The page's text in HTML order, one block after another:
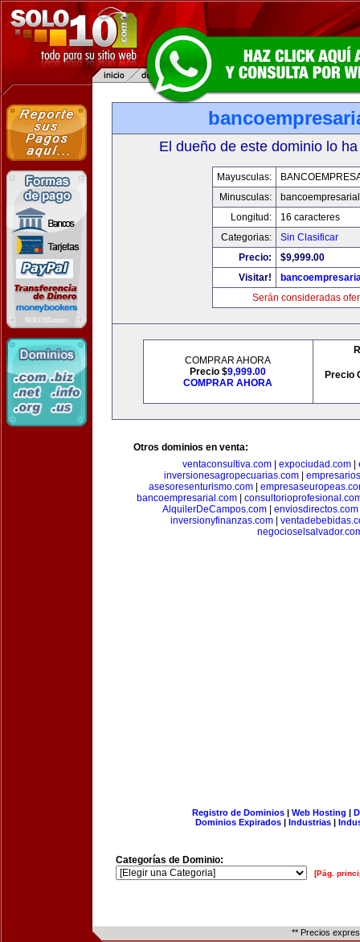
El dueño de este dominio lo
Mayusculas:
Minusculas:
Longitud:
16 caracteres
Categorias:
Sin Clasificar
Precio:
$9,999.00
Visitar!
Serán consideradas
COMPRAR AHORA
Precio $9,999.00
COMPRAR AHORA
Precio
Otros dominios en venta:
ventaconsultiva.com
expociudad.com
inversionesagropecuarias.com
asesoresenturismo.com|
bancoempresarial.com
AlquilerDeCampos.com
enviosdirectos.com
inversionyfinanzas.com|
Registro de Dominios| Web Hosting |
Dominios Expirados | Industrias |
Categorías de Dominio:
[Pág.
** Precios